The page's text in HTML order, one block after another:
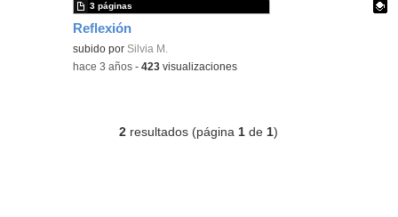
Reflexión
Contenido educativo.
subido por Silvia M.
3 páginas
-hace 3 años -423 visualizaciones
2 resultados (página 1 de 1)